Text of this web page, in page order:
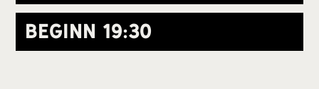
Beginn 19:30